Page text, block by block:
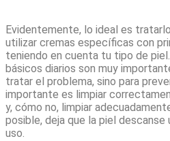
Evidentemente, lo ideal es
utilizar cremas específicas con
teniendo en cuenta tu tipo de
básicos diarios son muy
tratar el problema, sino para
importante es limpiar
y, cómo no, limpiar
posible, deja que la piel descanse
uso.